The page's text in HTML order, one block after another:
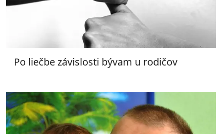
Po liečbe závislosti bývam u rodičov